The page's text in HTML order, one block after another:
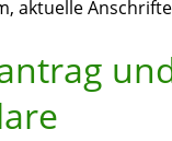
aktuelle